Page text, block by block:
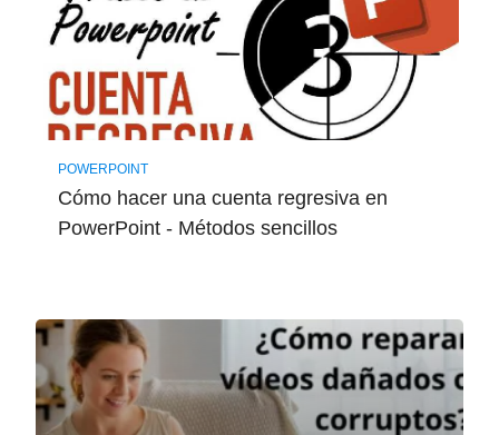
POWERPOINT
Cómo hacer una cuenta regresiva en
PowerPoint - Métodos sencillos